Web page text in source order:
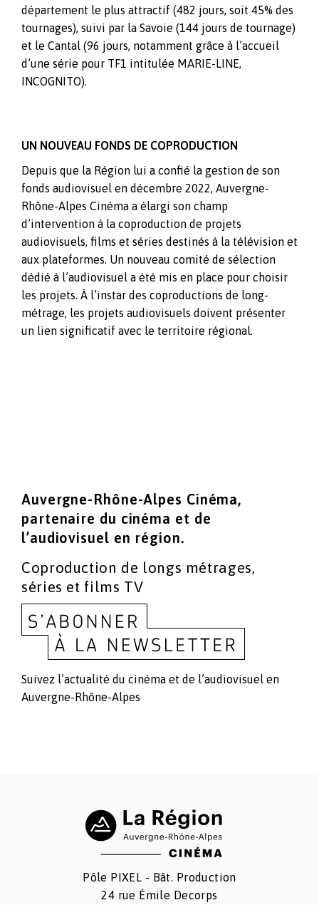
département le plus attractif (482 jours, soit 45% des
tournages), suivi par la Savoie (144 jours de tournage)
et le Cantal (96 jours, notamment grâce à l’accueil
d’une série pour TF1 intitulée MARIE-LINE,
INCOGNITO).
UN NOUVEAU FONDS DE COPRODUCTION
Depuis que la Région lui a confié la gestion de son
fonds audiovisuel en décembre 2022, Auvergne-
Rhône-Alpes Cinéma a élargi son champ
d’intervention à la coproduction de projets
audiovisuels, films et séries destinés à la télévision et
aux plateformes. Un nouveau comité de sélection
dédié à l’audiovisuel a été mis en place pour choisir
les projets. À l’instar des coproductions de long-
métrage, les projets audiovisuels doivent présenter
un lien significatif avec le territoire régional.
Auvergne-Rhône-Alpes Cinéma,
partenaire du cinéma et de
l’audiovisuel en région.
Coproduction de longs métrages,
séries et films TV
Suivez l’actualité du cinéma et de l’audiovisuel en
Auvergne-Rhône-Alpes
Pôle PIXEL - Bât. Production
24 rue Émile Decorps